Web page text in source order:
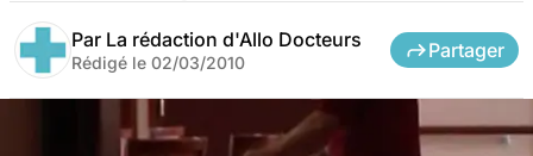
Par La rédaction d'Allo Docteurs
Rédigé le 02/03/2010
Partager